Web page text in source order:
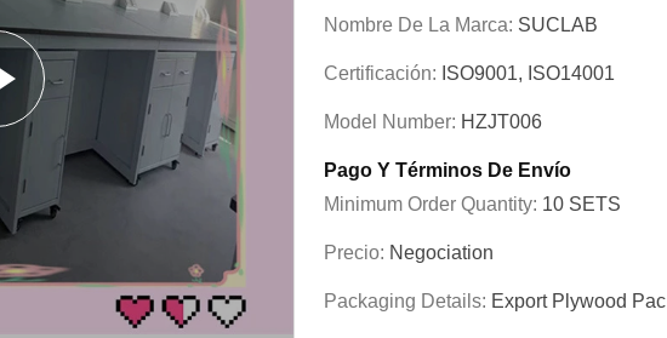
Nombre De La Marca: SUCLAB
Certificación: ISO9001, ISO14001
Model Number: HZJT006
Pago Y Términos De Envío
Minimum Order Quantity: 10 SETS
Precio: Negociation
Packaging Details: Export Plywood